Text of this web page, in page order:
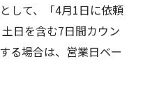
して、「4月1日に依頼
日を含む7日間カウン
る場合は、営業日ベー